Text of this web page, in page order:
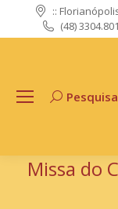
::
(48)
Search:
Missa do